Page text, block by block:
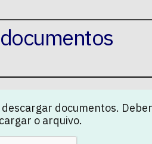
documentos.
o arquivo.